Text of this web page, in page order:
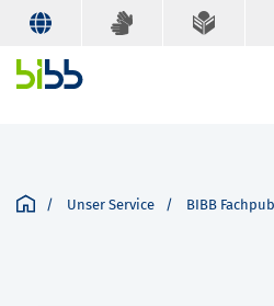
Unser Service BIBB